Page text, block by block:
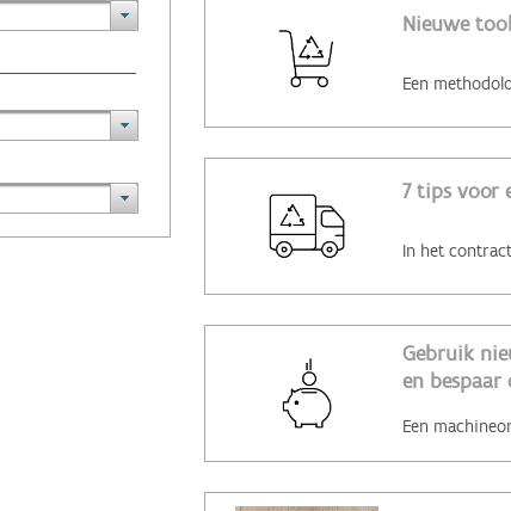
Nieuwe
7 tips voor
Gebruik
en bespaar